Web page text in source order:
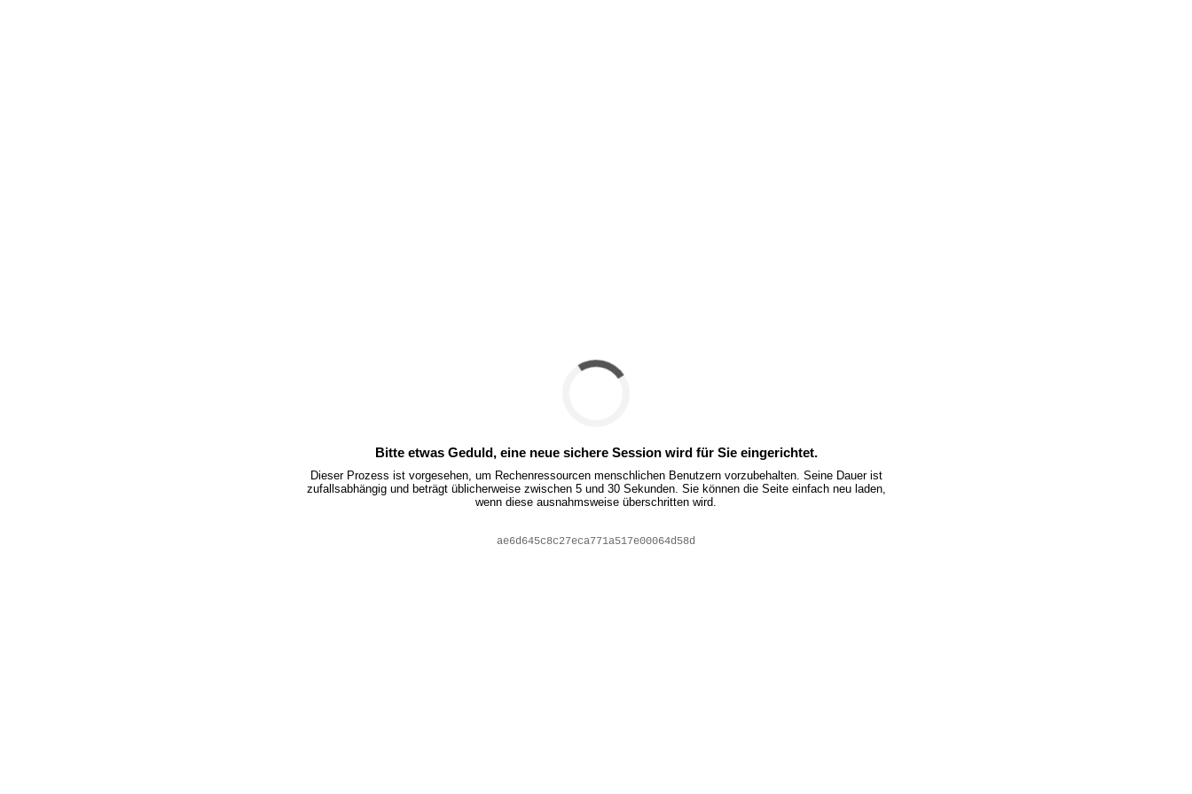
Bitte etwas Geduld, eine neue sichere Session wird für Sie eingerichtet.
Dieser Prozess ist vorgesehen, um Rechenressourcen menschlichen Benutzern vorzubehalten. Seine Dauer ist
zufallsabhängig und beträgt üblicherweise zwischen 5 und 30 Sekunden. Sie können die Seite einfach neu laden,
wenn diese ausnahmsweise überschritten wird.
4f470e8b5f7f5f94c709c1e06c681d69